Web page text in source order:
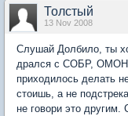
Толстый
13 Nov 2008
Слушай Долбило, ты
дрался с СОБР, ОМОН
приходилось делать
стоишь, а не
не говори это